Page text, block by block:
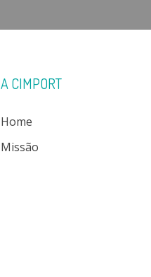
A CIMPORT
Home
Missão